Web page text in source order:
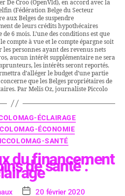
De Croo (OpenVld), en accord avec la
(Fédération Belge du Secteur
aux Belges de suspendre
de leurs crédits hypothécaires
6 mois. L’une des conditions est que
compte à vue et le compte épargne soit
personnes ayant des revenus nets
aucun intérêt supplémentaire ne sera
les intérêts seront reportés.
d’alléger le budget d’une partie
que les Belges propriétaires de
Par Melis Oz, journaliste Piccolo
ÉCLAIRAGE
ÉCONOMIE
SANTÉ
du financement
de santé :
20 février 2020